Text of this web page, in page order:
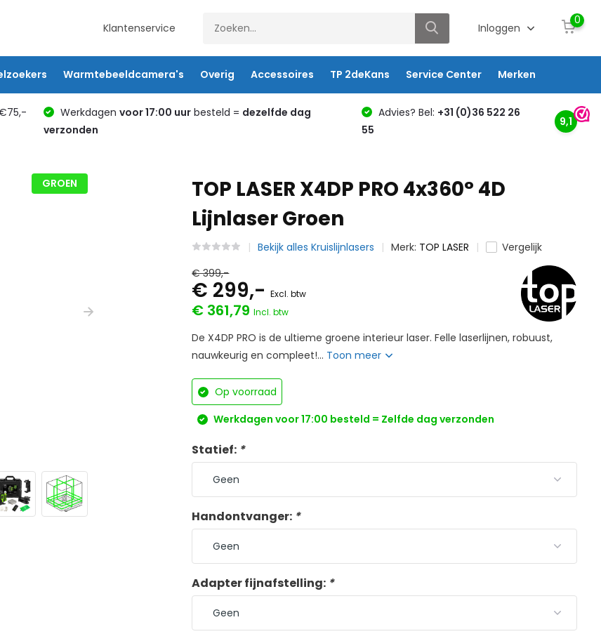
Klantenservice Inloggen
0
Warmtebeeldcamera's Overig Accessoires TP 2deKans Service Center Merken
Werkdagen voor 17:00 uurbesteld = dezelfde dag
verzonden
Advies? Bel: +31 (0)36 522 26
55
9,1
GROEN
TOP LASER X4DP PRO 4x360° 4D
Lijnlaser Groen
Bekijk alles Kruislijnlasers Merk: TOP LASER
Vergelijk
€ 399,-
€ 299,-Excl. btw
€ 361,79Incl. btw
De X4DP PRO is de ultieme groene interieur laser. Felle laserlijnen, robuust,
nauwkeurig en compleet!... Toon meer
Op voorraad
Werkdagen voor 17:00 besteld = Zelfde dag verzonden
Statief: *
Handontvanger: *
Adapter fijnafstelling: *